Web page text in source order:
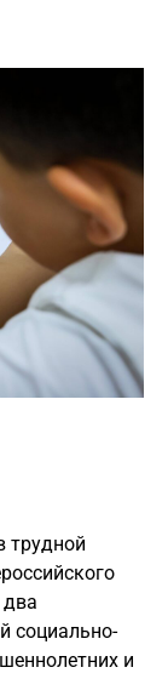
трудной
два
социально-
и